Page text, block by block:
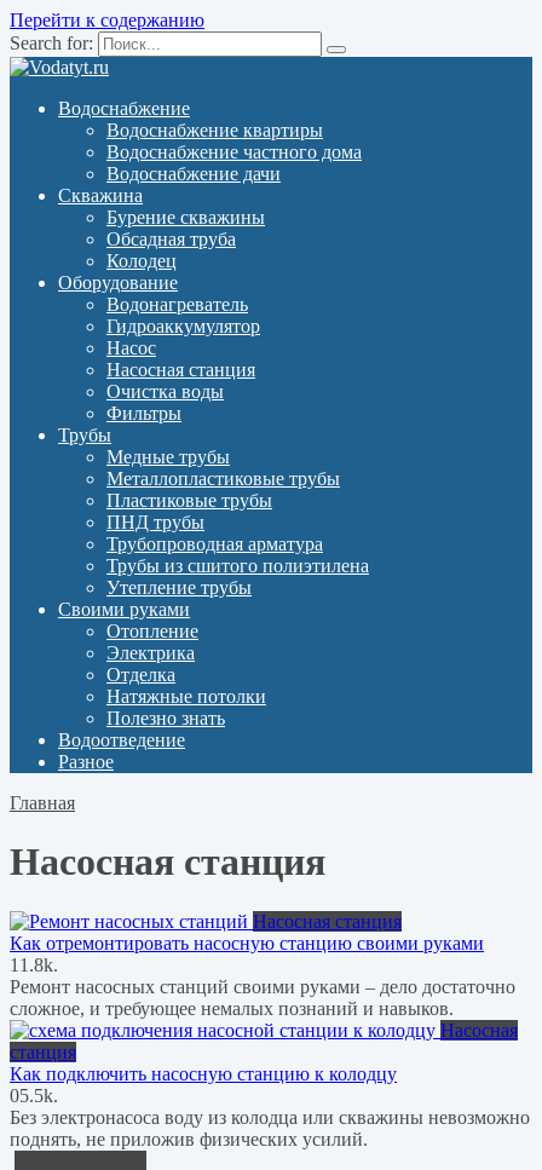
Перейти к содержанию
Search for:
Водоснабжение
Водоснабжение квартиры
Водоснабжение частного дома
Водоснабжение дачи
Скважина
Бурение скважины
Обсадная труба
Колодец
Оборудование
Водонагреватель
Гидроаккумулятор
Насос
Насосная станция
Очистка воды
Фильтры
Трубы
Медные трубы
Металлопластиковые трубы
Пластиковые трубы
ПНД трубы
Трубопроводная арматура
Трубы из сшитого полиэтилена
Утепление трубы
Своими руками
Отопление
Электрика
Отделка
Натяжные потолки
Полезно знать
Водоотведение
Разное
Главная
Насосная станция
Насосная станция
Как отремонтировать насосную станцию своими руками
1 1.8k.
Ремонт насосных станций своими руками – дело достаточно
сложное, и требующее немалых познаний и навыков.
Насосная
станция
Как подключить насосную станцию к колодцу
05.5k.
Без электронасоса воду из колодца или скважины невозможно
поднять, не приложив физических усилий.